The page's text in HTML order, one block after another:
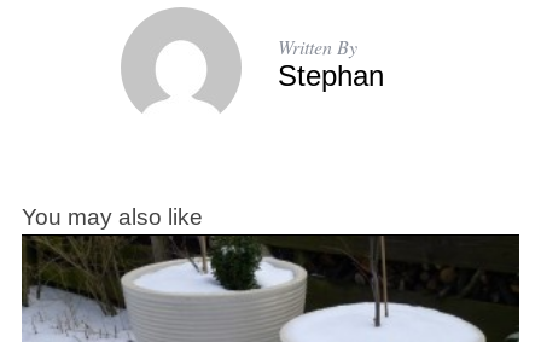
Written By
Stephan
You may also like